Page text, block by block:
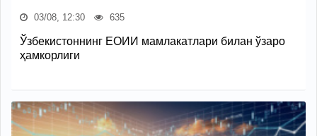
03/08, 12:30 635
Ўзбекистоннинг ЕОИИ мамлакатлари билан ўзаро
ҳамкорлиги